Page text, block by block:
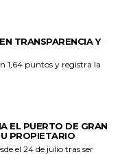
TRANSPARENCIA Y
1,64 puntos y registra la
EL PUERTO DE GRAN
PROPIETARIO
el 24 de julio tras ser